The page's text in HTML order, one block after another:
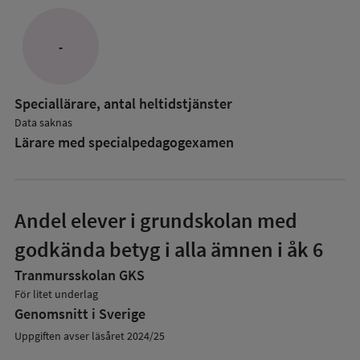
-
Speciallärare, antal heltidstjänster
Data saknas
Lärare med specialpedagog­examen
Andel elever i grundskolan med
godkända betyg i alla ämnen i åk 6
Tranmursskolan GKS
För litet underlag
Genomsnitt i Sverige
Uppgiften avser läsåret 2024/25